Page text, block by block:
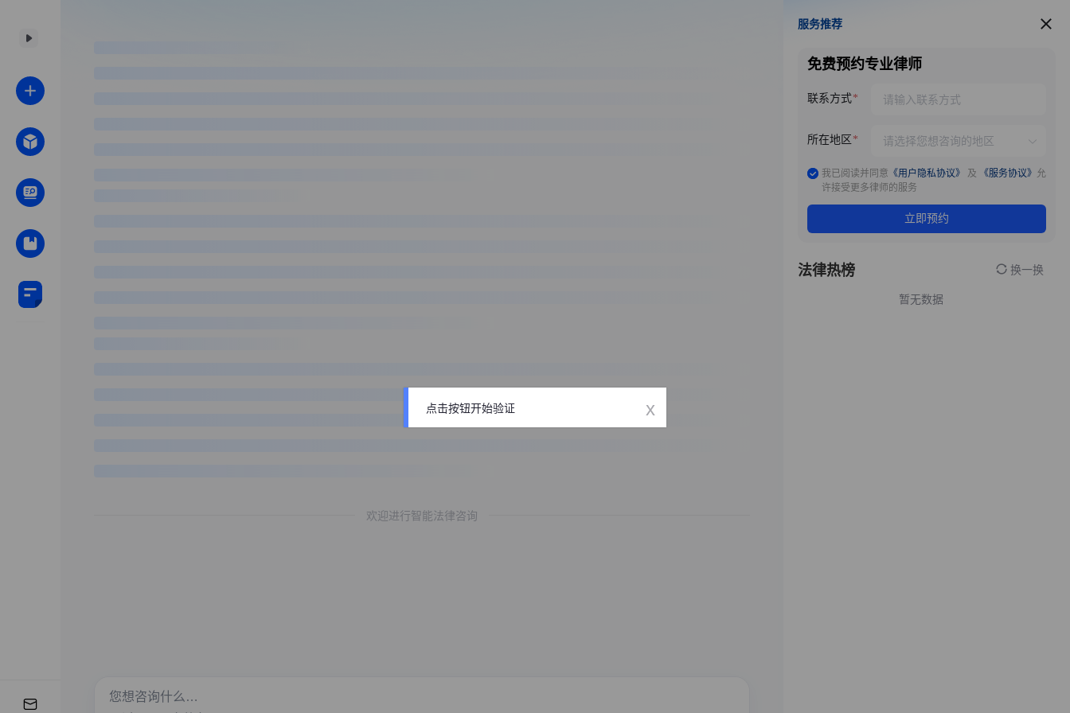
欢迎进行智能法律咨询
服务推荐
服务推荐
免费预约专业律师
联系方式
所在地区
我已阅读并同意 《用户隐私协议》 及 《服务协议》 允
许接受更多律师的服务
立即预约
法律热榜 换一换
暂无数据
点击按钮开始验证 x